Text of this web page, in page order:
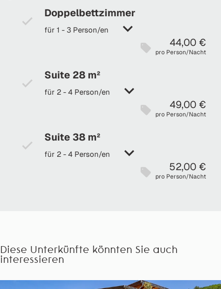
Doppelbettzimmer
für 1 - 3 Person/en
44,00 €
pro Person/Nacht
Suite 28 m²
für 2 - 4 Person/en
49,00 €
pro Person/Nacht
Suite 38 m²
für 2 - 4 Person/en
52,00 €
pro Person/Nacht
Diese Unterkünfte könnten Sie auch
interessieren